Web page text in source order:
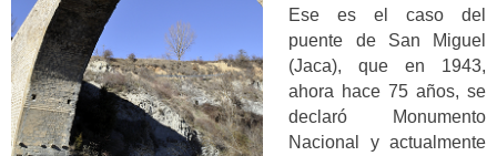
Ese es el caso del
puente de San Miguel
(Jaca), que en 1943,
ahora hace 75 años, se
declaró Monumento
Nacional y actualmente